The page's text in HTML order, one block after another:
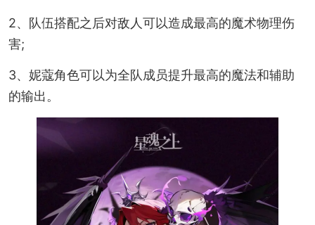
2、队伍搭配之后对敌人可以造成最高的魔术物理伤
害;
3、妮蔻角色可以为全队成员提升最高的魔法和辅助
的输出。